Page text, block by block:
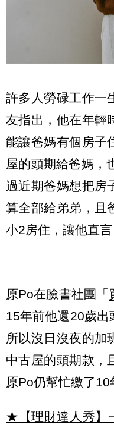
許多人勞碌工作一
友指出，他在年輕
能讓爸媽有個房子
屋的頭期給爸媽，
過近期爸媽想把房
算全部給弟弟，且
小2房住，讓他直言
原Po在臉書社團「
15年前他還20歲出
所以沒日沒夜的加
中古屋的頭期款，
原Po仍幫忙繳了10
★【理財達人秀】